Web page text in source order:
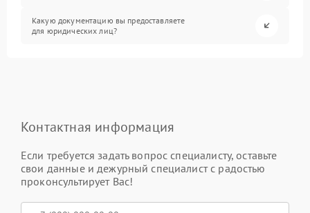
Какую документацию вы предоставляете
для юридических лиц?
Контактная информация
Если требуется задать вопрос специалисту, оставьте
свои данные и дежурный специалист с радостью
проконсультирует Вас!